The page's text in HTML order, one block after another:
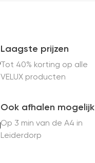
Laagste prijzen
Tot 40% korting op alle
VELUX producten
Ook afhalen mogelijk
Op 3 min van de A4 in
Leiderdorp